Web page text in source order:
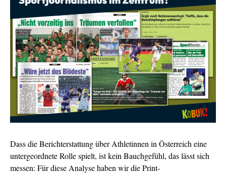
Dass die Berichterstattung über Athletinnen in Österreich eine
untergeordnete Rolle spielt, ist kein Bauchgefühl, das lässt sich
messen: Für diese Analyse haben wir die Print-